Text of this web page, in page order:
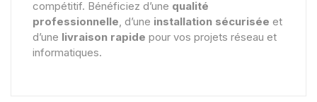
compétitif. Bénéficiez d’une qualité
professionnelle , d’une installation sécurisée et
d’une livraison rapide pour vos projets réseau et
informatiques.